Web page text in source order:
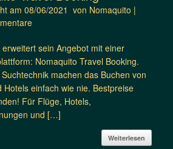
am 08/06/2021 von Nomaquito |
sein Angebot mit einer
Nomaquito Travel Booking.
machen das Buchen von
Hotels einfach wie nie. Bestpreise
Für Flüge, Hotels,
und […]
Weiterlesen